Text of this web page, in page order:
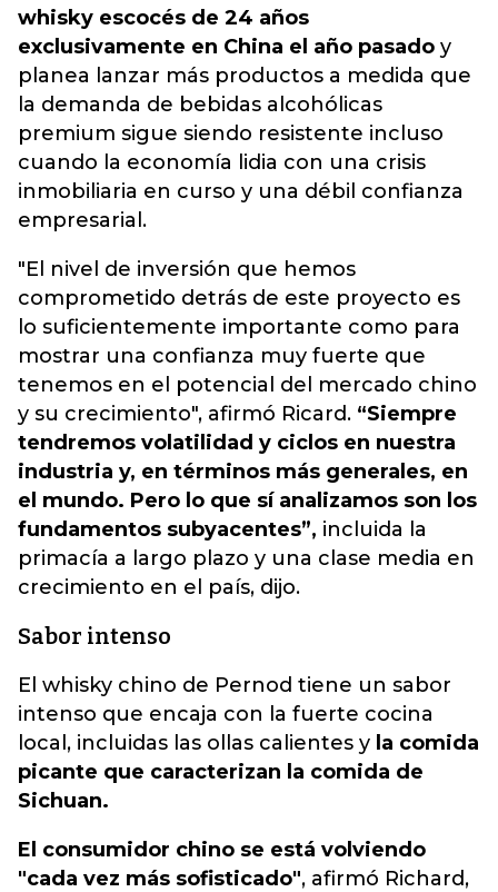
whisky escocés de 24 años
exclusivamente en China el año pasado y
planea lanzar más productos a medida que
la demanda de bebidas alcohólicas
premium sigue siendo resistente incluso
cuando la economía lidia con una crisis
inmobiliaria en curso y una débil confianza
empresarial.
"El nivel de inversión que hemos
comprometido detrás de este proyecto es
lo suficientemente importante como para
mostrar una confianza muy fuerte que
tenemos en el potencial del mercado chino
y su crecimiento", afirmó Ricard. “Siempre
tendremos volatilidad y ciclos en nuestra
industria y, en términos más generales, en
el mundo. Pero lo que sí analizamos son los
fundamentos subyacentes”, incluida la
primacía a largo plazo y una clase media en
crecimiento en el país, dijo.
Sabor intenso
El whisky chino de Pernod tiene un sabor
intenso que encaja con la fuerte cocina
local, incluidas las ollas calientes y la comida
picante que caracterizan la comida de
Sichuan.
El consumidor chino se está volviendo
"cada vez más sofisticado", afirmó Richard,